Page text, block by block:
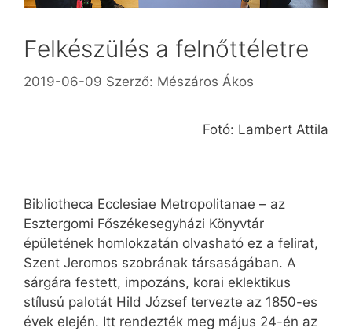
Felkészülés a felnőttéletre
2019-06-09 Szerző: Mészáros Ákos
Fotó: Lambert Attila
Bibliotheca Ecclesiae Metropolitanae – az
Esztergomi Főszékesegyházi Könyvtár
épületének homlokzatán olvasható ez a felirat,
Szent Jeromos szobrának társaságában. A
sárgára festett, impozáns, korai eklektikus
stílusú palotát Hild József tervezte az 1850-es
évek elején. Itt rendezték meg május 24-én az